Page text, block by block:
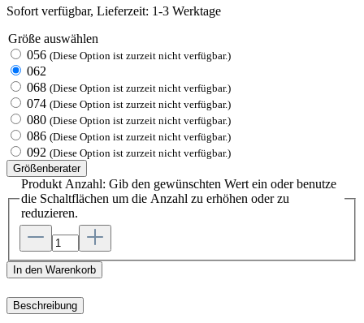
Sofort verfügbar, Lieferzeit: 1-3 Werktage
Größe auswählen
056 (Diese Option ist zurzeit nicht verfügbar.)
062
068 (Diese Option ist zurzeit nicht verfügbar.)
074 (Diese Option ist zurzeit nicht verfügbar.)
080 (Diese Option ist zurzeit nicht verfügbar.)
086 (Diese Option ist zurzeit nicht verfügbar.)
092 (Diese Option ist zurzeit nicht verfügbar.)
Größenberater
Produkt Anzahl: Gib den gewünschten Wert ein oder benutze
die Schaltflächen um die Anzahl zu erhöhen oder zu
reduzieren.
In den Warenkorb
Beschreibung